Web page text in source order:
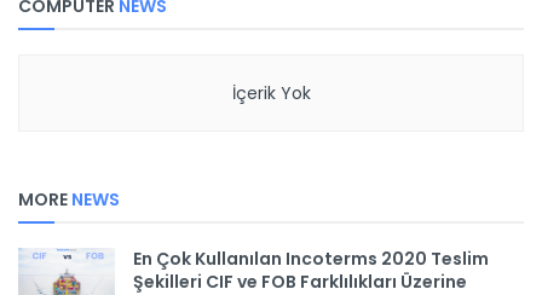
COMPUTER NEWS
İçerik Yok
MORE NEWS
En Çok Kullanılan Incoterms 2020 Teslim
Şekilleri CIF ve FOB Farklılıkları Üzerine